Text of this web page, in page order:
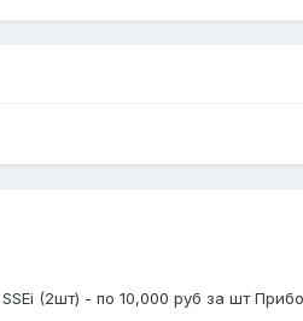
(2шт) - по 10,000 руб за шт